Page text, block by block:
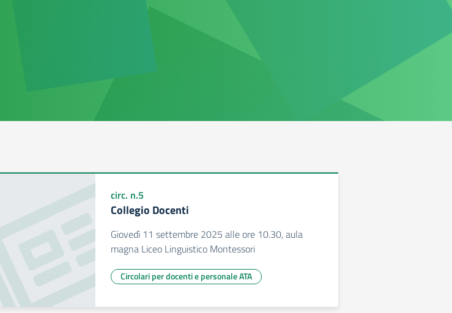
circ. n.5
Collegio Docenti
Giovedì 11 settembre 2025 alle ore 10.30, aula
magna Liceo Linguistico Montessori
Circolari per docenti e personale ATA